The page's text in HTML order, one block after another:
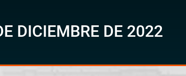
DICIEMBRE DE 2022